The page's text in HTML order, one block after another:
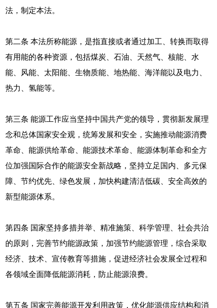
法，制定本法。
第二条 本法所称能源，是指直接或者通过加工、转换而取得
有用能的各种资源，包括煤炭、石油、天然气、核能、水
能、风能、太阳能、生物质能、地热能、海洋能以及电力、
热力、氢能等。
第三条 能源工作应当坚持中国共产党的领导，贯彻新发展理
念和总体国家安全观，统筹发展和安全，实施推动能源消费
革命、能源供给革命、能源技术革命、能源体制革命和全方
位加强国际合作的能源安全新战略，坚持立足国内、多元保
障、节约优先、绿色发展，加快构建清洁低碳、安全高效的
新型能源体系。
第四条 国家坚持多措并举、精准施策、科学管理、社会共治
的原则，完善节约能源政策，加强节约能源管理，综合采取
经济、技术、宣传教育等措施，促进经济社会发展全过程和
各领域全面降低能源消耗，防止能源浪费。
第五条 国家完善能源开发利用政策，优化能源供应结构和消